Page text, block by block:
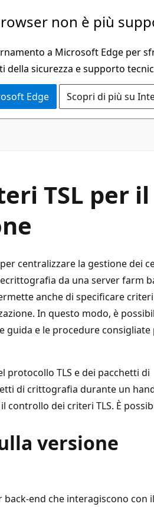
non è più
a Microsoft Edge per
della sicurezza e supporto
Edge Scopri di più su
TSL per il
centralizzare la gestione dei
da una server farm
anche di specificare criteri
In questo modo, è
e le procedure consigliate
protocollo TLS e dei pacchetti di
di crittografia durante un
controllo dei criteri TLS. È
versione
back-end che interagiscono con